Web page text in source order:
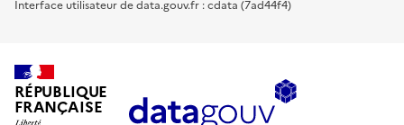
Interface utilisateur de data.gouv.fr : cdata (7ad44f4)
RÉPUBLIQUE
FRANÇAISE